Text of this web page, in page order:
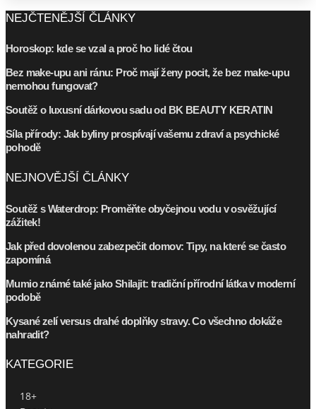
NEJČTENĚJŠÍ ČLÁNKY
Horoskop: kde se vzal a proč ho lidé čtou
Bez make-upu ani ránu: Proč mají ženy pocit, že bez make-upu
nemohou fungovat?
Soutěž o luxusní dárkovou sadu od BK BEAUTY KERATIN
Síla přírody: Jak byliny prospívají vašemu zdraví a psychické
pohodě
NEJNOVĚJŠÍ ČLÁNKY
Soutěž s Waterdrop: Proměňte obyčejnou vodu v osvěžující
zážitek!
Jak před dovolenou zabezpečit domov: Tipy, na které se často
zapomíná
Mumio známé také jako Shilajit: tradiční přírodní látka v moderní
podobě
Kysané zelí versus drahé doplňky stravy. Co všechno dokáže
nahradit?
KATEGORIE
18+